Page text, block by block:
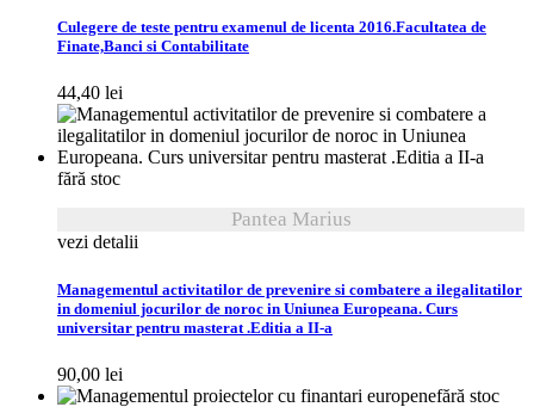
Culegere de teste pentru examenul de licenta 2016.Facultatea de
Finate,Banci si Contabilitate
44,40 lei
fără stoc
Pantea Marius
vezi detalii
Managementul activitatilor de prevenire si combatere a ilegalitatilor
in domeniul jocurilor de noroc in Uniunea Europeana. Curs
universitar pentru masterat .Editia a II-a
90,00 lei
fără stoc